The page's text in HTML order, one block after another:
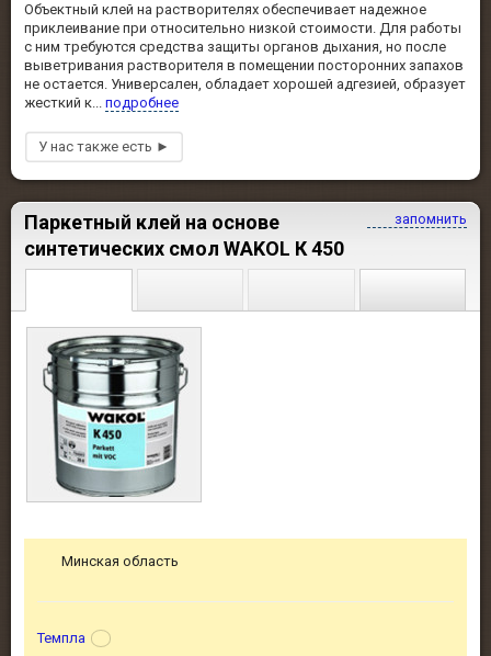
Объектный клей на растворителях обеспечивает надежное
приклеивание при относительно низкой стоимости. Для работы
с ним требуются средства защиты органов дыхания, но после
выветривания растворителя в помещении посторонних запахов
не остается. Универсален, обладает хорошей адгезией, образует
жесткий к... подробнее
запомнить
Паркетный клей на основе
синтетических смол WAKOL К 450
Минская область
Темпла